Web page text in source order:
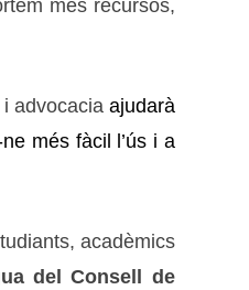
més recursos,
advocacia ajudarà
més fàcil l’ús i a
acadèmics
del Consell de